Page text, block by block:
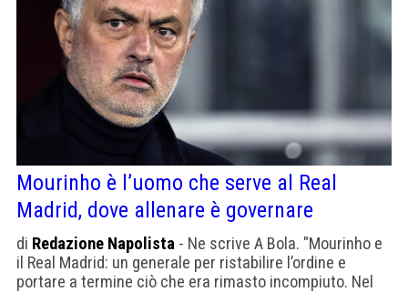
Mourinho è l’uomo che serve al Real
Madrid, dove allenare è governare
di Redazione Napolista - Ne scrive A Bola. "Mourinho e
il Real Madrid: un generale per ristabilire l’ordine e
portare a termine ciò che era rimasto incompiuto. Nel